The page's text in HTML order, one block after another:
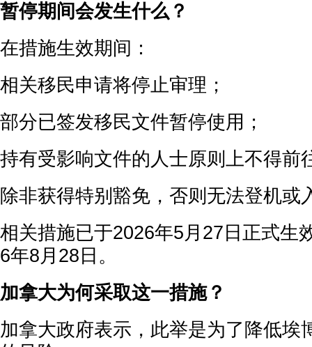
暂停期间会发生什么？
在措施生效期间：
相关移民申请将停止审理；
部分已签发移民文件暂停使用；
持有受影响文件的人士原则上不得前
除非获得特别豁免，否则无法登机或
相关措施已于2026年5月27日正式生
6年8月28日。
加拿大为何采取这一措施？
加拿大政府表示，此举是为了降低埃